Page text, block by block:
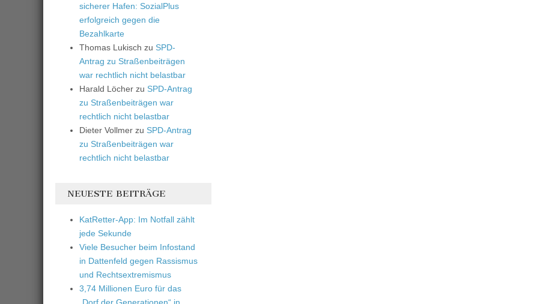
sicherer Hafen: SozialPlus
erfolgreich gegen die
Bezahlkarte
Thomas Lukisch zu SPD-
Antrag zu Straßenbeiträgen
war rechtlich nicht belastbar
Harald Löcher zu SPD-Antrag
zu Straßenbeiträgen war
rechtlich nicht belastbar
Dieter Vollmer zu SPD-Antrag
zu Straßenbeiträgen war
rechtlich nicht belastbar
NEUESTE BEITRÄGE
KatRetter-App: Im Notfall zählt
jede Sekunde
Viele Besucher beim Infostand
in Dattenfeld gegen Rassismus
und Rechtsextremismus
3,74 Millionen Euro für das
„Dorf der Generationen“ in